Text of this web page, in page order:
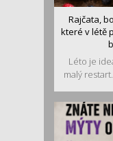
Rajčata,
které v létě
Léto je
malý